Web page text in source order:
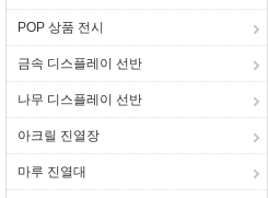
POP 상품 전시
금속 디스플레이 선반
나무 디스플레이 선반
아크릴 진열장
마루 진열대